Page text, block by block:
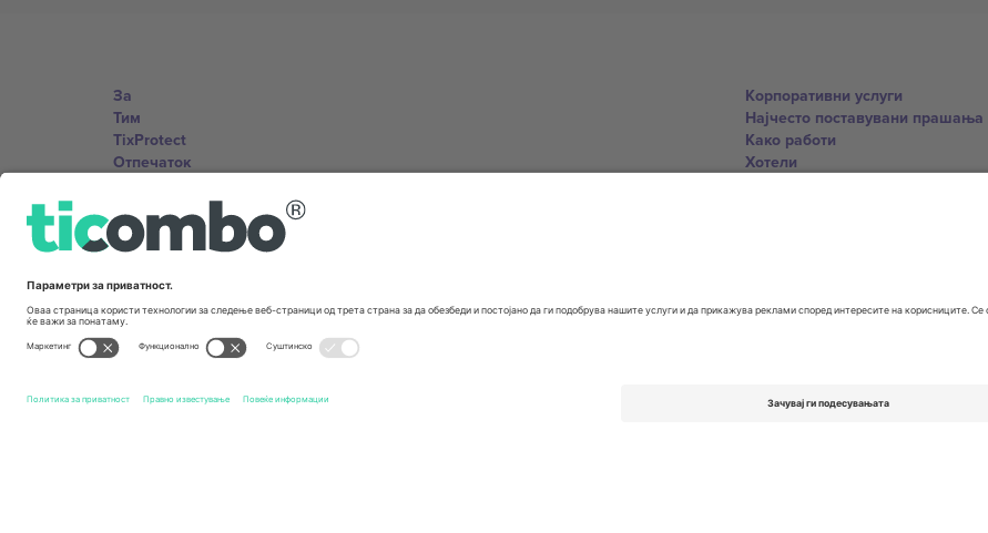
За
Тим
TixProtect
Отпечаток
Придружна програма
Корпоративни услуги
Најчесто поставувани прашања
Како работи
Хотели